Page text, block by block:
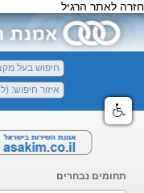
חזרה לאתר הרגיל
תחומים נבחרים